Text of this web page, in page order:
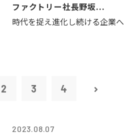
ファクトリー社長野坂...
時代を捉え進化し続ける企業へ
2 3 4
2023.08.07